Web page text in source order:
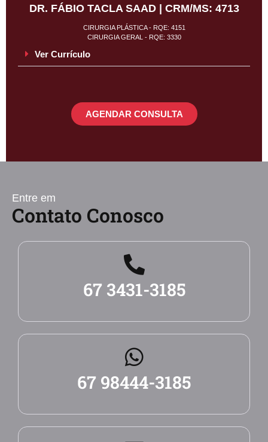
DR. FÁBIO TACLA SAAD | CRM/MS: 4713
CIRURGIA PLÁSTICA - RQE: 4151
CIRURGIA GERAL - RQE: 3330
Ver Currículo
AGENDAR CONSULTA
Entre em
Contato Conosco
67 3431-3185
67 98444-3185